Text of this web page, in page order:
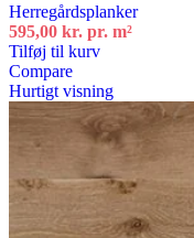
Herregårdsplanker
595,00 kr. pr. m²
Tilføj til kurv
Compare
Hurtigt visning